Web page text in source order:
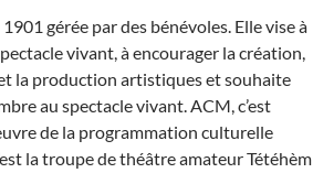
gérée par des bénévoles. Elle vise à
vivant, à encourager la création,
la production artistiques et souhaite
au spectacle vivant. ACM, c’est
de la programmation culturelle
la troupe de théâtre amateur Tétéhèm